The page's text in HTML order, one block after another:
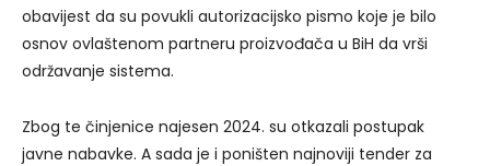
obavijest da su povukli autorizacijsko pismo koje je bilo
osnov ovlaštenom partneru proizvođača u BiH da vrši
održavanje sistema.
Zbog te činjenice najesen 2024. su otkazali postupak
javne nabavke. A sada je i poništen najnoviji tender za